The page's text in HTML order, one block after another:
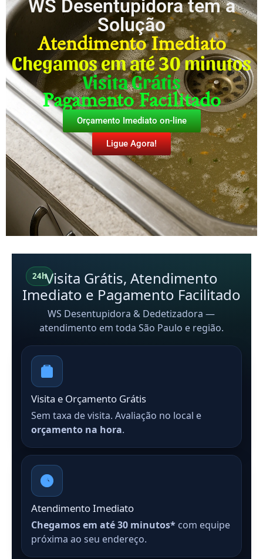
WS Desentupidora tem a
Solução
Atendimento Imediato
Chegamos em até 30 minutos
Visita Grátis
Pagamento Facilitado
Orçamento Imediato on-line
Ligue Agora!
24hVisita Grátis, Atendimento
Imediato e Pagamento Facilitado
WS Desentupidora & Dedetizadora —
atendimento em toda São Paulo e região.
Visita e Orçamento Grátis
Sem taxa de visita. Avaliação no local e
orçamento na hora.
Atendimento Imediato
Chegamos em até 30 minutos* com equipe
próxima ao seu endereço.